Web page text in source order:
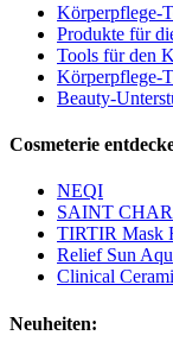
Körperpflege-
Produkte für
Tools für den
Körperpflege-
Beauty-
Cosmeterie
NEQI
SAINT
TIRTIR Mask
Relief Sun
Clinical
Neuheiten: